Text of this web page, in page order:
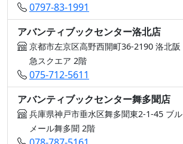
0797-83-1991
アバンティブックセンター洛北店
京都市左京区高野西開町36-2190 洛北阪
急スクエア 2階
075-712-5611
アバンティブックセンター舞多聞店
兵庫県神戸市垂水区舞多聞東2-1-45 ブル
メール舞多聞 2階